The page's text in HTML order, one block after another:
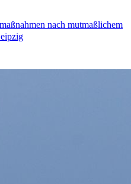
nach mutmaßlichem